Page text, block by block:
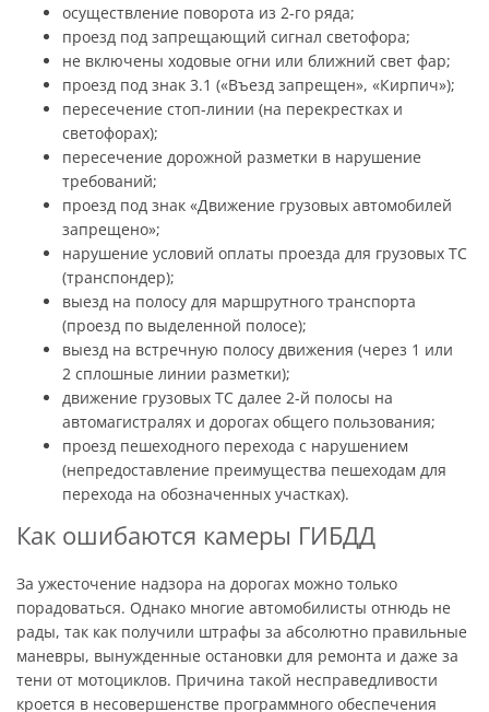
осуществление поворота из 2-го ряда;
проезд под запрещающий сигнал светофора;
не включены ходовые огни или ближний свет фар;
проезд под знак 3.1 («Въезд запрещен», «Кирпич»);
пересечение стоп-линии (на перекрестках и
светофорах);
пересечение дорожной разметки в нарушение
требований;
проезд под знак «Движение грузовых автомобилей
запрещено»;
нарушение условий оплаты проезда для грузовых ТС
(транспондер);
выезд на полосу для маршрутного транспорта
(проезд по выделенной полосе);
выезд на встречную полосу движения (через 1 или
2 сплошные линии разметки);
движение грузовых ТС далее 2-й полосы на
автомагистралях и дорогах общего пользования;
проезд пешеходного перехода с нарушением
(непредоставление преимущества пешеходам для
перехода на обозначенных участках).
Как ошибаются камеры ГИБДД
За ужесточение надзора на дорогах можно только
порадоваться. Однако многие автомобилисты отнюдь не
рады, так как получили штрафы за абсолютно правильные
маневры, вынужденные остановки для ремонта и даже за
тени от мотоциклов. Причина такой несправедливости
кроется в несовершенстве программного обеспечения